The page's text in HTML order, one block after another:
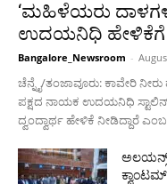
‘ಮಹಿಳೆಯರು
ಉದಯನಿಧಿ ಹೇಳಿಕೆಗೆ
Bangalore_Newsroom -
ಚೆನ್ನೈ/ತಂಜಾವೂರು: ಕಾವೇರಿ
ಪಕ್ಷದ ನಾಯಕ ಉದಯನಿಧಿ ಸ್ಟಾಲಿನ್
ದ್ವಂದ್ವಾರ್ಥ ಹೇಳಿಕೆ ನೀಡಿದ್ದಾರೆ
ಅಲಯನ್ಸ್